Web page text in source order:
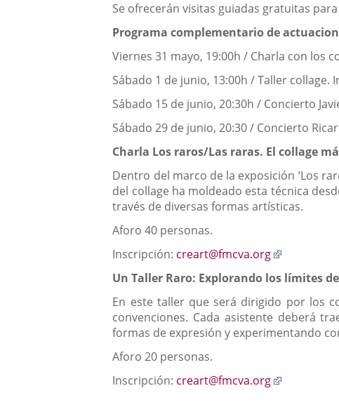
Se ofrecerán visitas guiadas gratuitas
Programa complementario de
Viernes 31 mayo, 19:00h / Charla con los
Sábado 1 de junio, 13:00h / Taller
Sábado 15 de junio, 20:30h / Concierto
Sábado 29 de junio, 20:30 / Concierto
Charla Los raros/Las raras. El collage
Dentro del marco de la exposición ‘Los
del collage ha moldeado esta técnica
través de diversas formas artísticas.
Aforo 40 personas.
Inscripción: creart@fmcva.org
una
aplicación
externa.
Un Taller Raro: Explorando los límites
En este taller que será dirigido por los
convenciones. Cada asistente deberá
formas de expresión y experimentando
Aforo 20 personas.
Inscripción: creart@fmcva.org